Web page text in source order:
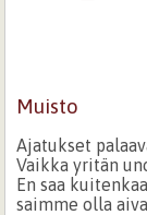
Muisto
Ajatukset
Vaikka yritän
En saa
saimme olla